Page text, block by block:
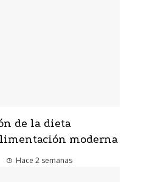
de la dieta
moderna
Hace 2 semanas